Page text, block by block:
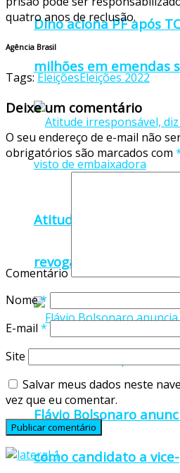
Dino aciona PF após
milhões em emendas
Atitude irresponsável,
revogação de visto de
Flávio Bolsonaro
como candidato a
quatro anos de reclusão.
Agência Brasil
Tags:EleiçõesEleições 2022
Deixe um comentário
O seu endereço de e-mail não
obrigatórios são marcados com
Comentário
Nome*
E-mail *
Site
Salvar meus dados neste
vez que eu comentar.